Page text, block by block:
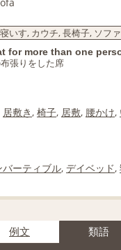
いす, カウチ, 長椅子, ソフ
for more than one
張りをした席
居敷き, 椅子, 居敷, 腰かけ,
バーティブル, デイベッド,
例文 類語